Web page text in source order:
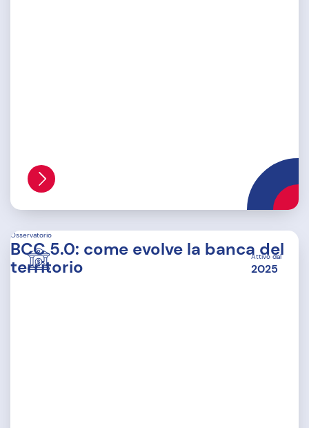
Attivo dal
2025
Osservatorio
BCC 5.0: come evolve la banca del
territorio